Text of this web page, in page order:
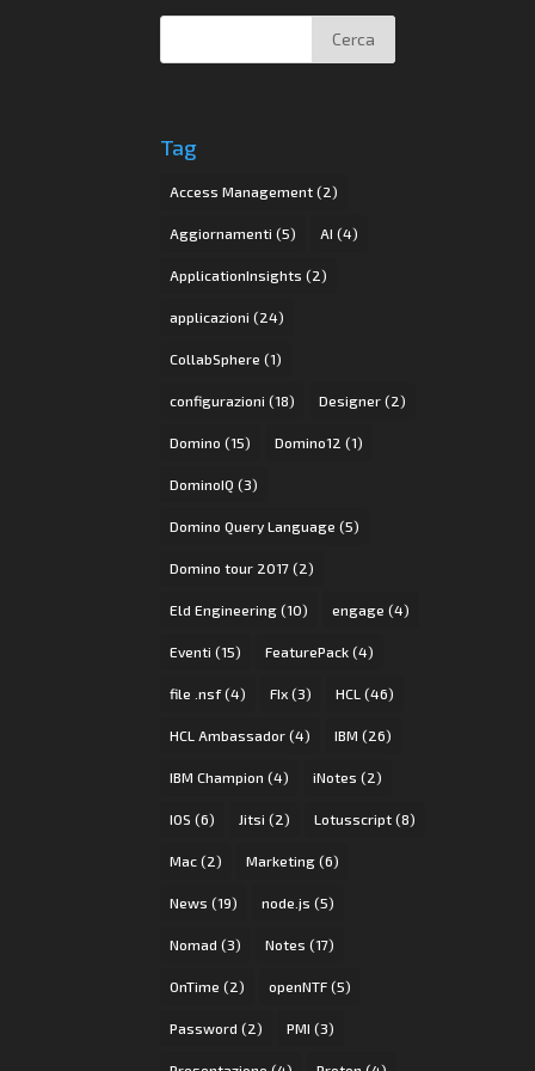
Tag
Access Management (2)
Aggiornamenti (5) AI (4)
ApplicationInsights (2)
applicazioni (24)
CollabSphere (1)
configurazioni (18) Designer (2)
Domino (15) Domino12 (1)
DominoIQ (3)
Domino Query Language (5)
Domino tour 2017 (2)
Eld Engineering (10) engage (4)
Eventi (15) FeaturePack (4)
file .nsf(4) FIx (3) HCL (46)
HCL Ambassador (4) IBM (26)
IBM Champion (4) iNotes (2)
IOS (6) Jitsi (2) Lotusscript (8)
Mac (2) Marketing (6)
News (19) node.js (5)
Nomad (3) Notes (17)
OnTime (2) openNTF (5)
Password (2) PMI (3)